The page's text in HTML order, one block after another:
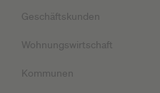
Geschäftskunden
Wohnungswirtschaft
Kommunen